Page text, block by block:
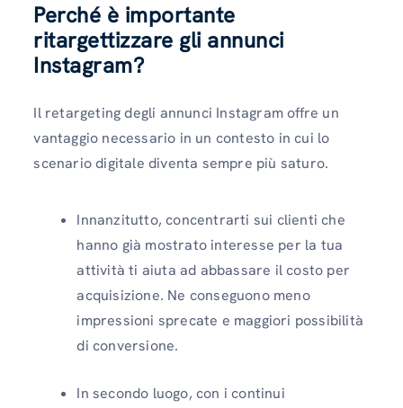
Perché è importante
ritargettizzare gli annunci
Instagram?
Il retargeting degli annunci Instagram offre un
vantaggio necessario in un contesto in cui lo
scenario digitale diventa sempre più saturo.
Innanzitutto, concentrarti sui clienti che
hanno già mostrato interesse per la tua
attività ti aiuta ad abbassare il costo per
acquisizione. Ne conseguono meno
impressioni sprecate e maggiori possibilità
di conversione.
In secondo luogo, con i continui